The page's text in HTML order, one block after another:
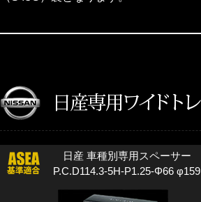
日産 車種別専用スペーサー
P.C.D114.3-5H-P1.25-Φ66 φ159